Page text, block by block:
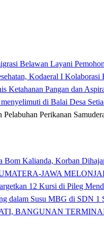
Belawan Layani
Kodaeral I
Ketahanan Pangan dan
menyelimuti di Balai Desa
Bom Kalianda, Korban
JAWA
12 Kursi di Pileg
dalam Susu MBG di SDN 1
BANGUNAN